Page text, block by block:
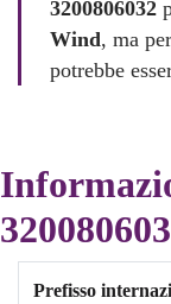
3200806032
Wind, ma
potrebbe
Prefisso